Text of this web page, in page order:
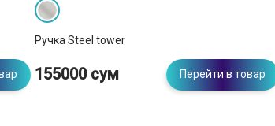
Ручка Steel tower
155000 сум Перейти в товар